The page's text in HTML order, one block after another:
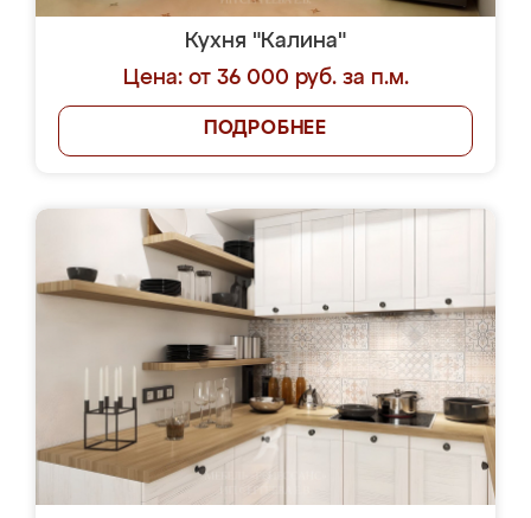
Кухня "Калина"
Цена: от 36 000 руб. за п.м.
ПОДРОБНЕЕ